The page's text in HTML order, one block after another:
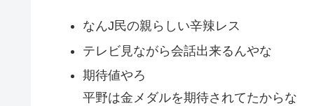
なんJ民の親らしい辛辣レス
テレビ見ながら会話出来るんやな
期待値やろ
平野は金メダルを期待されてたからな